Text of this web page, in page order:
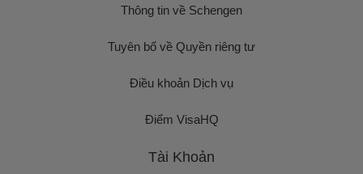
Thông tin về Schengen
Tuyên bố về Quyền riêng tư
Điều khoản Dịch vụ
Điểm VisaHQ
Tài Khoản